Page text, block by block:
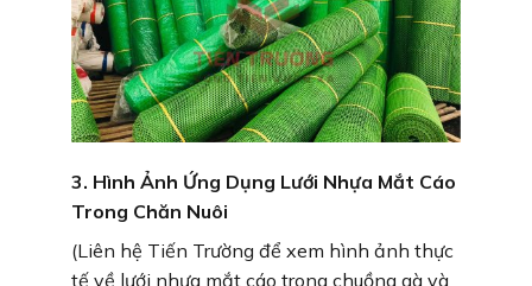
3. Hình Ảnh Ứng Dụng Lưới Nhựa Mắt Cáo
Trong Chăn Nuôi
(Liên hệ Tiến Trường để xem hình ảnh thực
tế về lưới nhựa mắt cáo trong chuồng gà và